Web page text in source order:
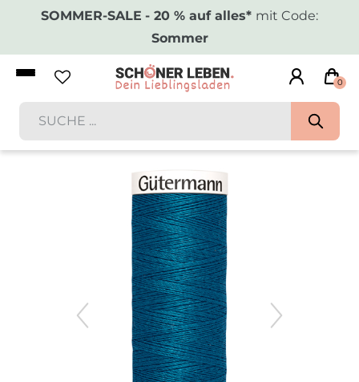
SOMMER-SALE - 20 % auf alles* mit Code:
Sommer
0